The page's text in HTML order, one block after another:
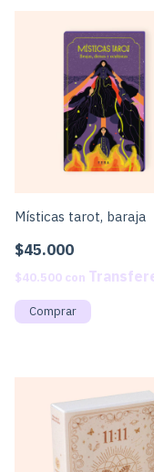
Místicas tarot, baraja
$45.000
$40.500 con